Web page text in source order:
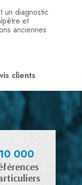
un diagnostic
et
anciennes
clients
000